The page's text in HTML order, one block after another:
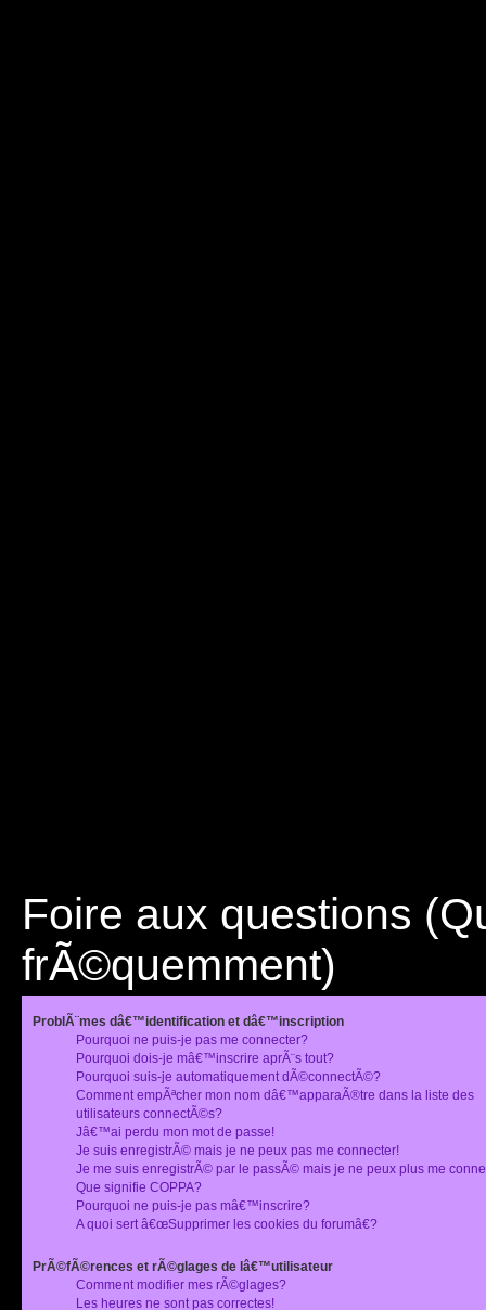
Foire aux questions
frÃ©quemment)
ProblÃ¨mes dâ€™identification et dâ€™inscription
Pourquoi ne puis-je pas me connecter?
Pourquoi dois-je mâ€™inscrire aprÃ¨s tout?
Pourquoi suis-je automatiquement dÃ©connectÃ©?
Comment empÃªcher mon nom dâ€™apparaÃ®tre dans la liste des
utilisateurs connectÃ©s?
Jâ€™ai perdu mon mot de passe!
Je suis enregistrÃ© mais je ne peux pas me connecter!
Je me suis enregistrÃ© par le passÃ© mais je ne peux plus me
Que signifie COPPA?
Pourquoi ne puis-je pas mâ€™inscrire?
A quoi sert â€œSupprimer les cookies du forumâ€?
PrÃ©fÃ©rences et rÃ©glages de lâ€™utilisateur
Comment modifier mes rÃ©glages?
Les heures ne sont pas correctes!